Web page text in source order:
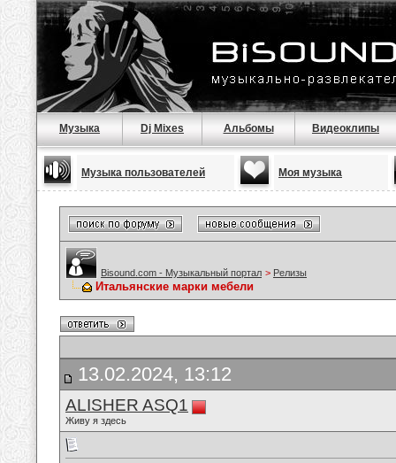
Музыка Dj Mixes Альбомы Видеоклипы
Музыка пользователей Моя музыка
Bisound.com - Музыкальный портал > Релизы
Итальянские марки мебели
13.02.2024, 13:12
ALISHER ASQ1
Живу я здесь